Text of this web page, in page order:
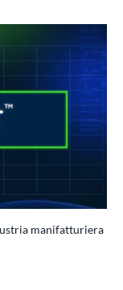
manifatturiera